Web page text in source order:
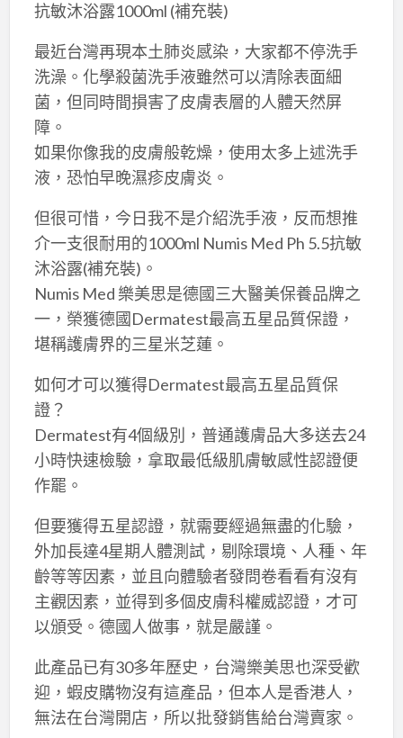
抗敏沐浴露1000ml (補充裝)
最近台灣再現本土肺炎感染，大家都不停洗手
洗澡。化學殺菌洗手液雖然可以清除表面細
菌，但同時間損害了皮膚表層的人體天然屏
障。
如果你像我的皮膚般乾燥，使用太多上述洗手
液，恐怕早晚濕疹皮膚炎。
但很可惜，今日我不是介紹洗手液，反而想推
介一支很耐用的1000ml Numis Med Ph 5.5抗敏
沐浴露(補充裝)。
Numis Med 樂美思是德國三大醫美保養品牌之
一，榮獲德國Dermatest最高五星品質保證，
堪稱護膚界的三星米芝蓮。
如何才可以獲得Dermatest最高五星品質保
證？
Dermatest有4個級別，普通護膚品大多送去24
小時快速檢驗，拿取最低級肌膚敏感性認證便
作罷。
但要獲得五星認證，就需要經過無盡的化驗，
外加長達4星期人體測試，剔除環境、人種、年
齡等等因素，並且向體驗者發問卷看看有沒有
主觀因素，並得到多個皮膚科權威認證，才可
以頒受。德國人做事，就是嚴謹。
此產品已有30多年歷史，台灣樂美思也深受歡
迎，蝦皮購物沒有這產品，但本人是香港人，
無法在台灣開店，所以批發銷售給台灣賣家。